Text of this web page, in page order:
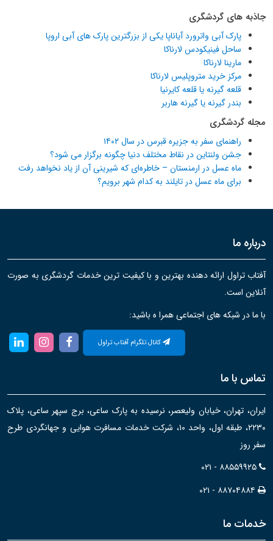
جاذبه های گردشگری
پارک آبی واترورد آیاناپا یکی از بزرگترین پارک های آبی اروپا
ساحل فینیکودس لارناکا
مارینا لارناکا
مرکز خرید متروپلیس لارناکا
قلعه گیرنه یا قلعه کایرنیا
بندر گیرنه یا گیرنه هاربر
مجله گردشگری
راهنمای سفر به جزیره قبرس در سال ۱۴۰۲
جشن ولنتاین در نقاط مختلف دنیا چگونه برگزار می شود؟
ماه عسل در ارمنستان – خاطره‌ای که شیرینی آن از یاد نخواهد رفت
برای ماه عسل در تایلند به کدام شهر برویم؟
درباره ما
آفتاب تراول ارائه دهنده بهترین و با کیفیت ترین خدمات گردشگری به صورت
آنلاین است.
با ما در شبکه های اجتماعی همرا ه باشید:
کانال تلگرام آفتاب تراول
تماس با ما
ایران، تهران، خیابان ولیعصر، نرسیده به پارک ساعی، برج سپهر ساعی، پلاک
۲۲۳۰، طبقه اول، واحد ۱۰، شرکت خدمات مسافرت هوایی و جهانگردی طرح
سفر روز
۰۲۱ - ۸۸۵۵۹۹۲۵
۰۲۱ - ۸۸۷۰۴۸۸۴
خدمات ما